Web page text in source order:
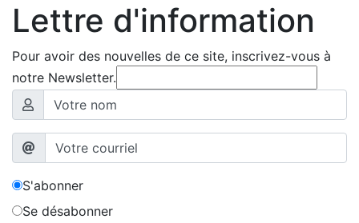
Lettre d'information
Pour avoir des nouvelles de ce site, inscrivez-vous à
notre Newsletter.
S'abonner
Se désabonner